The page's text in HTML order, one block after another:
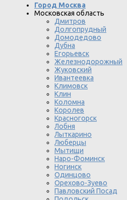
Город Москва
Московская область
Дмитров
Долгопрудный
Домодедово
Дубна
Егорьевск
Железнодорожный
Жуковский
Ивантеевка
Климовск
Клин
Коломна
Королев
Красногорск
Лобня
Лыткарино
Люберцы
Мытищи
Наро-Фоминск
Ногинск
Одинцово
Орехово-Зуево
Павловский Посад